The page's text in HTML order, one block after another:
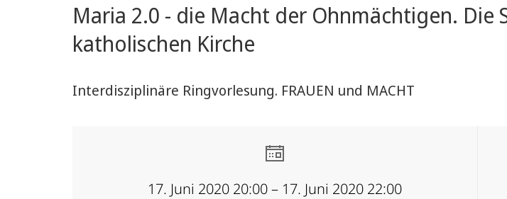
Studies
und
feministische
Maria 2.0 - die Macht der Ohnmächtigen.
katholischen Kirche
Interdisziplinäre Ringvorlesung. FRAUEN und MACHT
17. Juni 2020 20:00 – 17. Juni 2020 22:00